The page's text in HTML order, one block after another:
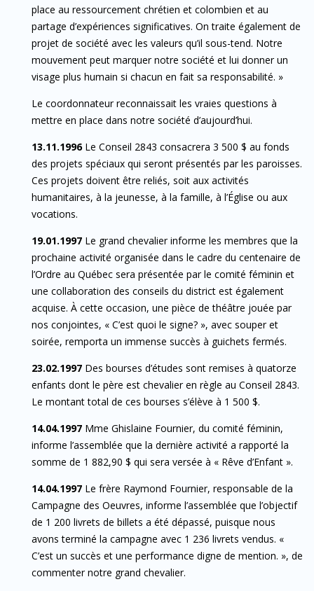
place au ressourcement chrétien et colombien et au
partage d’expériences significatives. On traite également de
projet de société avec les valeurs qu’il sous-tend. Notre
mouvement peut marquer notre société et lui donner un
visage plus humain si chacun en fait sa responsabilité. »
Le coordonnateur reconnaissait les vraies questions à
mettre en place dans notre société d’aujourd’hui.
13.11.1996Le Conseil 2843 consacrera 3 500 $ au fonds
des projets spéciaux qui seront présentés par les paroisses.
Ces projets doivent être reliés, soit aux activités
humanitaires, à la jeunesse, à la famille, à l’Église ou aux
vocations.
19.01.1997 Le grand chevalier informe les membres que la
prochaine activité organisée dans le cadre du centenaire de
l’Ordre au Québec sera présentée par le comité féminin et
une collaboration des conseils du district est également
acquise. À cette occasion, une pièce de théâtre jouée par
nos conjointes, « C’est quoi le signe? », avec souper et
soirée, remporta un immense succès à guichets fermés.
23.02.1997 Des bourses d’études sont remises à quatorze
enfants dont le père est chevalier en règle au Conseil 2843.
Le montant total de ces bourses s’élève à 1 500 $.
14.04.1997 Mme Ghislaine Fournier, du comité féminin,
informe l’assemblée que la dernière activité a rapporté la
somme de 1 882,90 $ qui sera versée à « Rêve d’Enfant ».
14.04.1997 Le frère Raymond Fournier, responsable de la
Campagne des Oeuvres, informe l’assemblée que l’objectif
de 1 200 livrets de billets a été dépassé, puisque nous
avons terminé la campagne avec 1 236 livrets vendus. «
C’est un succès et une performance digne de mention. », de
commenter notre grand chevalier.